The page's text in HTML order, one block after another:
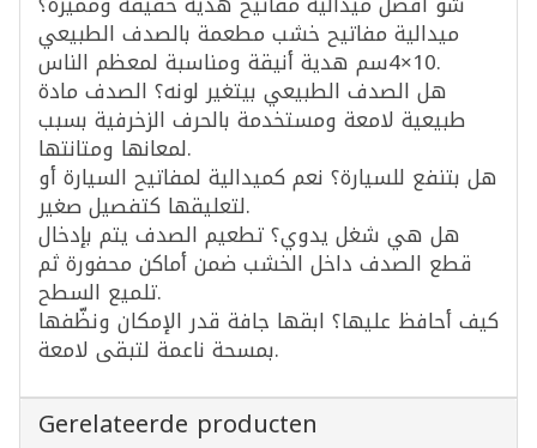
ميدالية مفاتيح خشب مطعمة بالصدف الطبيعي
10×4سم هدية أنيقة ومناسبة لمعظم الناس.
هل الصدف الطبيعي بيتغير لونه؟ الصدف مادة
طبيعية لامعة ومستخدمة بالحرف الزخرفية بسبب
لمعانها ومتانتها.
هل بتنفع للسيارة؟ نعم كميدالية لمفاتيح السيارة أو
لتعليقها كتفصيل صغير.
هل هي شغل يدوي؟ تطعيم الصدف يتم بإدخال
قطع الصدف داخل الخشب ضمن أماكن محفورة ثم
تلميع السطح.
كيف أحافظ عليها؟ ابقها جافة قدر الإمكان ونظّفها
بمسحة ناعمة لتبقى لامعة.
Gerelateerde producten